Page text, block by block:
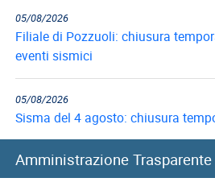
05/08/2026
Filiale di Pozzuoli: chiusura
eventi sismici
05/08/2026
Sisma del 4 agosto: chiusura
05/08/2026
Amministrazione Trasparente